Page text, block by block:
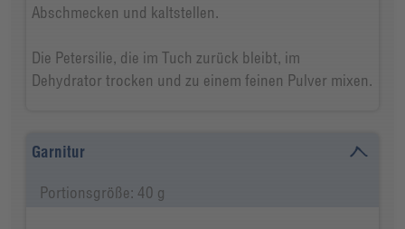
Abschmecken und kaltstellen.
Die Petersilie, die im Tuch zurück bleibt, im
Dehydrator trocken und zu einem feinen Pulver mixen.
Garnitur
Portionsgröße: 40 g